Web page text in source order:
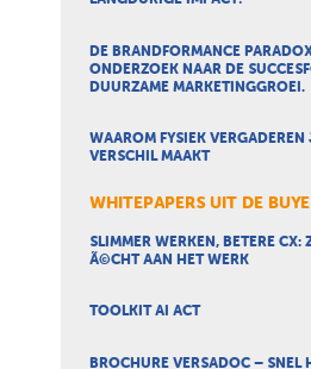
DE BRANDFORMANCE
ONDERZOEK NAAR DE
DUURZAME MARKETINGGROEI.
WAAROM FYSIEK VERGADEREN
VERSCHIL MAAKT
WHITEPAPERS UIT DE
SLIMMER WERKEN, BETERE CX:
Ã©CHT AAN HET WERK
TOOLKIT AI ACT
BROCHURE VERSADOC – SNEL